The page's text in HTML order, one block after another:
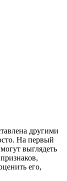
другими
На первый
выглядеть
его,